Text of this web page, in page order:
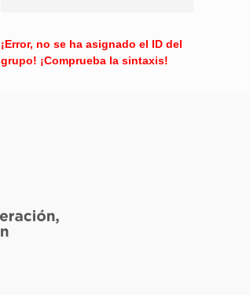
¡Error, no se ha asignado el ID del
grupo! ¡Comprueba la sintaxis!